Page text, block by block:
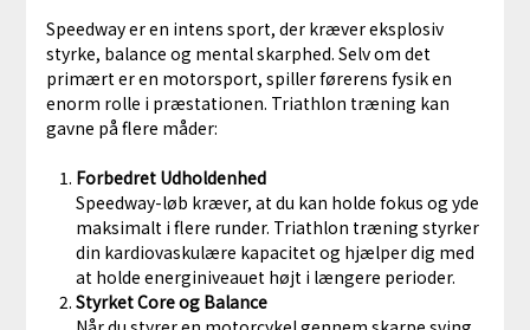
Speedway er en intens sport, der kræver eksplosiv
styrke, balance og mental skarphed. Selv om det
primært er en motorsport, spiller førerens fysik en
enorm rolle i præstationen. Triathlon træning kan
gavne på flere måder:
Forbedret Udholdenhed
Speedway-løb kræver, at du kan holde fokus og yde
maksimalt i flere runder. Triathlon træning styrker
din kardiovaskulære kapacitet og hjælper dig med
at holde energiniveauet højt i længere perioder.
Styrket Core og Balance